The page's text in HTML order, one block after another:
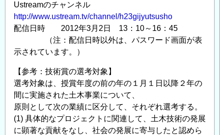
Ustreamのチャンネル
http://www.ustream.tv/channel/h23gijyutsusho
配信日時 2012年3月2日 13：10～16：45
（注：配信日時以外は、パスワード画面が表
示されています。）
【参考：技術賞の選考対象】
選考対象は、授賞年度の前の年の１月１日以降２年の
間に実施された土木事業について、
原則として次の業績に区分して、それぞれ選考する。
(1) 具体的なプロジェクトに関連して、土木技術の発展
に顕著な貢献をなし、社会の発展に寄与したと認めら